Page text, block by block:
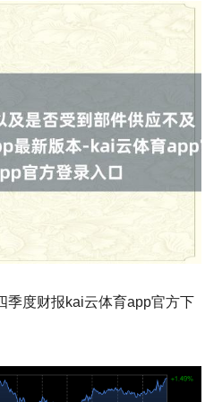
季度财报kai云体育app官方下